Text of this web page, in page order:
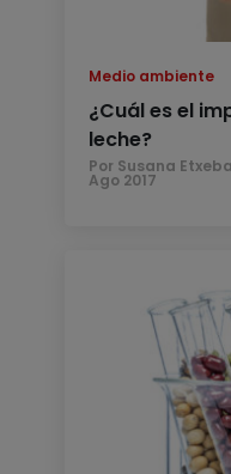
Medio ambiente
¿Cuál es el
leche?
Por Susana
Ago 2017